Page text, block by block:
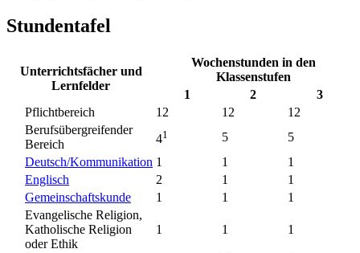
Stundentafel
Unterrichtsfächer und
Lernfelder
Wochenstunden in den
Klassenstufen
1
2
3
Pflichtbereich
12 12
12
Berufsübergreifender
Bereich
41 5
5
Deutsch/Kommunikation 1 1
1
Englisch
2 1
1
Gemeinschaftskunde
1 1
1
Evangelische Religion,
Katholische Religion
oder Ethik
1 1 1